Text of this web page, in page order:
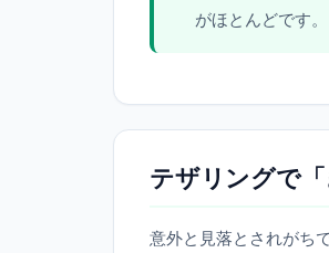
がほとんどです。
テザリングで
意外と見落とされがちで